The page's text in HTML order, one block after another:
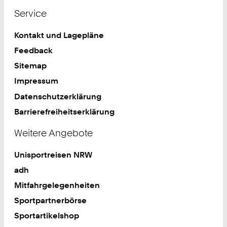
Service
Kontakt und Lagepläne
Feedback
Sitemap
Impressum
Datenschutzerklärung
Barrierefreiheitserklärung
Weitere Angebote
Unisportreisen NRW
adh
Mitfahrgelegenheiten
Sportpartnerbörse
Sportartikelshop